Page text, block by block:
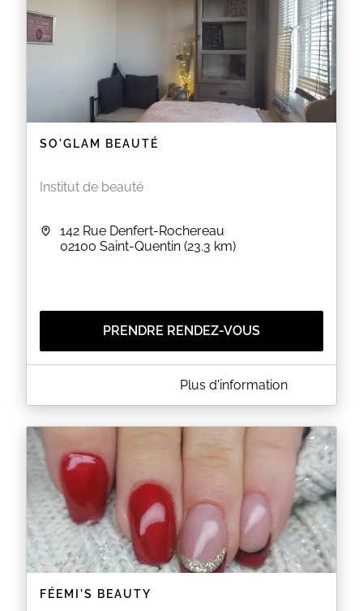
EN SAVOIR PLUS
SO'GLAM BEAUTÉ
Institut de beauté
142 Rue Denfert-Rochereau
02100 Saint-Quentin (23.3 km)
PRENDRE RENDEZ-VOUS
A PROPOS DE SO'GLAM BEAUTÉ
Age minimum 18 ans
EN SAVOIR PLUS
Plus d'information
FÉEMI'S BEAUTY